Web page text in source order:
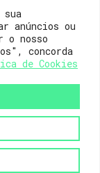
anúncios ou
o nosso
concorda
de Cookies
e-mail para
reservados.